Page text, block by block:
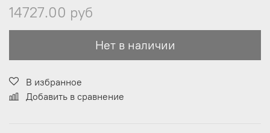
14727.00 руб
Нет в наличии
В избранное
Добавить в сравнение